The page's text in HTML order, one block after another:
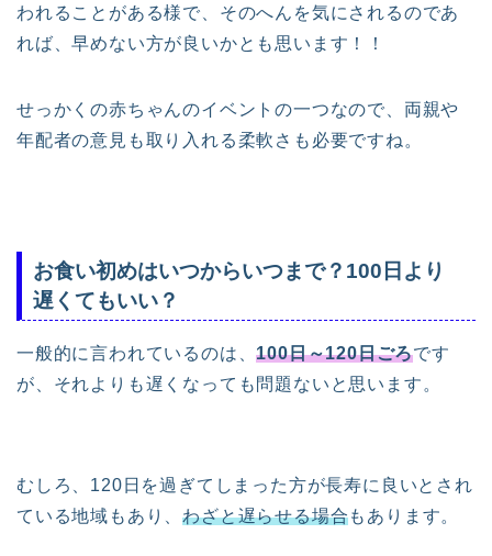
われることがある様で、そのへんを気にされるのであ
れば、早めない方が良いかとも思います！！
せっかくの赤ちゃんのイベントの一つなので、両親や
年配者の意見も取り入れる柔軟さも必要ですね。
お食い初めはいつからいつまで？100日より
遅くてもいい？
一般的に言われているのは、100日～120日ごろです
が、それよりも遅くなっても問題ないと思います。
むしろ、120日を過ぎてしまった方が長寿に良いとされ
ている地域もあり、わざと遅らせる場合もあります。